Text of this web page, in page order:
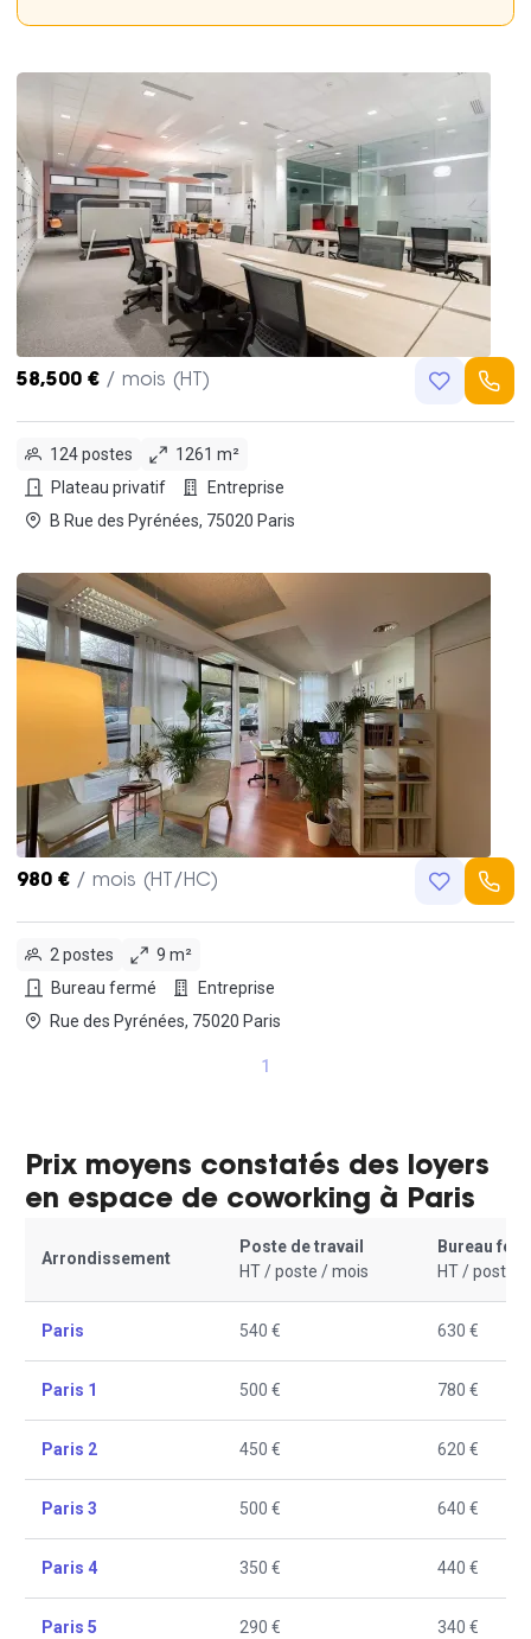
58,500 € / mois (HT)
124 postes
1261 m²
Plateau privatif
Entreprise
B Rue des Pyrénées, 75020 Paris
980 € / mois (HT/HC)
2 postes
9 m²
Bureau fermé
Entreprise
Rue des Pyrénées, 75020 Paris
1
Prix moyens constatés des loyers
en espace de coworking à Paris
Arrondissement
Poste de travail
HT / poste / mois
Bureau
HT / poste /
Paris 540 € 630 €
Paris 1 500 € 780 €
Paris 2 450 € 620 €
Paris 3 500 € 640 €
Paris 4 350 € 440 €
Paris 5 290 € 340 €